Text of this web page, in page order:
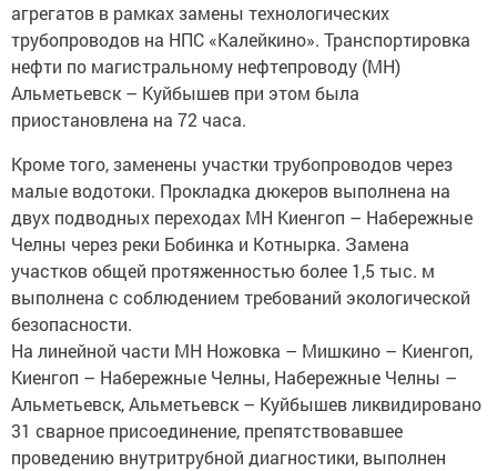
агрегатов в рамках замены технологических
трубопроводов на НПС «Калейкино». Транспортировка
нефти по магистральному нефтепроводу (МН)
Альметьевск – Куйбышев при этом была
приостановлена на 72 часа.
Кроме того, заменены участки трубопроводов через
малые водотоки. Прокладка дюкеров выполнена на
двух подводных переходах МН Киенгоп – Набережные
Челны через реки Бобинка и Котнырка. Замена
участков общей протяженностью более 1,5 тыс. м
выполнена с соблюдением требований экологической
безопасности.
На линейной части МН Ножовка – Мишкино – Киенгоп,
Киенгоп – Набережные Челны, Набережные Челны –
Альметьевск, Альметьевск – Куйбышев ликвидировано
31 сварное присоединение, препятствовавшее
проведению внутритрубной диагностики, выполнен